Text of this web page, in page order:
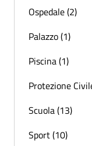
Ospedale (2)
Palazzo (1)
Piscina (1)
Protezione
Scuola (13)
Sport (10)